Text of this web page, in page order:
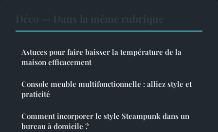
Astuces pour faire baisser la température de la
maison efficacement
Console meuble multifonctionnelle : alliez style et
praticité
Comment incorporer le style Steampunk dans un
bureau à domicile ?